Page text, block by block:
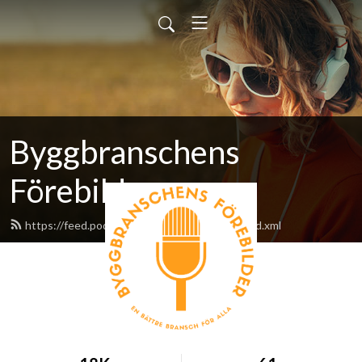
Byggbranschens
Förebilder
https://feed.podbean.com/am4ndaeklund/feed.xml